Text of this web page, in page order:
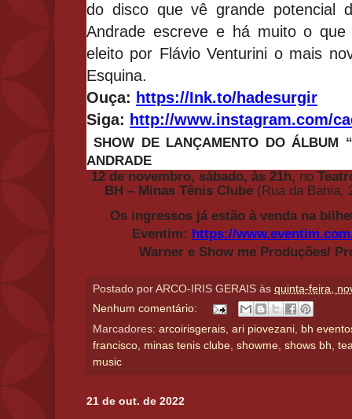
do disco que vê grande potencial
Andrade escreve e há muito o que
eleito por Flávio Venturini o mais
Esquina.
Ouça: https://Ink.to/hadesurgir
Siga: http://www.instagram.com/
SHOW DE LANÇAMENTO DOÁLBUM
ANDRADE
12 de novembro, sábado, às 21h, no
BH – Minas Tênis Clube (Rua da Bahia,
Os ingressos já estão à venda na
Eventim: https://
Warner e Show me Produções/
Postado por ARCO-IRIS GERAIS às quinta-feira,
Nenhum comentário:
Marcadores: arcoirisgerais, ari piovezani, bh
francisco, minas tenis clube, showme, shows bh,
music
21 de out. de 2022